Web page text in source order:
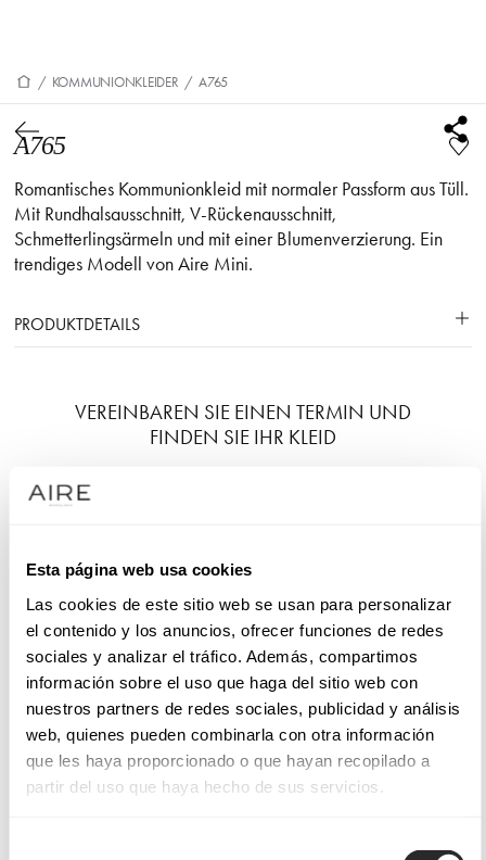
Esta página web usa cookies
Las cookies de este sitio web se usan para personalizar
el contenido y los anuncios, ofrecer funciones de redes
sociales y analizar el tráfico. Además, compartimos
información sobre el uso que haga del sitio web con
nuestros partners de redes sociales, publicidad y análisis
web, quienes pueden combinarla con otra información
que les haya proporcionado o que hayan recopilado a
partir del uso que haya hecho de sus servicios.
/ KOMMUNIONKLEIDER / A765
A765
Romantisches Kommunionkleid mit normaler Passform aus Tüll.
Mit Rundhalsausschnitt, V-Rückenausschnitt,
Schmetterlingsärmeln und mit einer Blumenverzierung. Ein
trendiges Modell von Aire Mini.
PRODUKTDETAILS
VEREINBAREN SIE EINEN TERMIN UND
FINDEN SIE IHR KLEID